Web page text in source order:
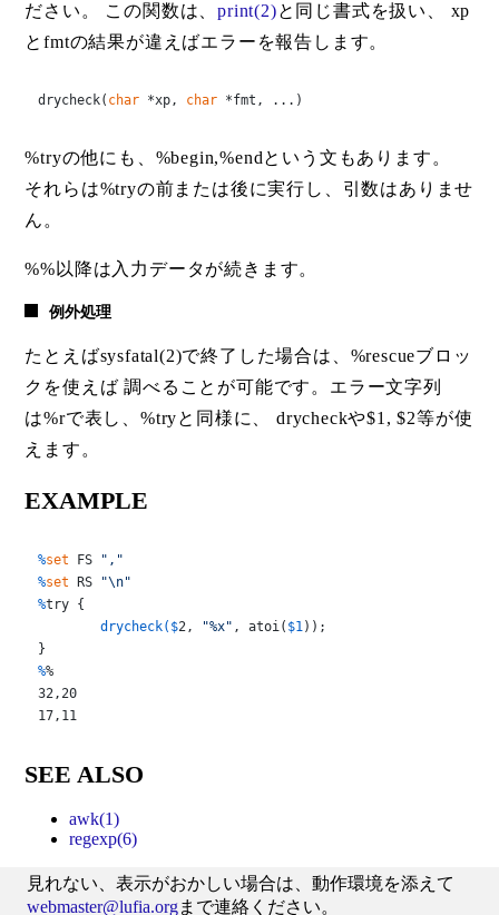
ださい。 この関数は、print(2)と同じ書式を扱い、 xp
とfmtの結果が違えばエラーを報告します。
drycheck( char *xp, char *fmt, ...)
%tryの他にも、%begin,%endという文もあります。
それらは%tryの前または後に実行し、引数はありませ
ん。
%%以降は入力データが続きます。
例外処理
たとえばsysfatal(2)で終了した場合は、%rescueブロッ
クを使えば 調べることが可能です。エラー文字列
は%rで表し、%tryと同様に、 drycheckや$1, $2等が使
えます。
EXAMPLE
%set FS
","
%set RS
"\n"
%try {
	drycheck($
2, "%x" , atoi( $1));
%%
32,20
17,11
SEE ALSO
awk(1)
regexp(6)
見れない、表示がおかしい場合は、動作環境を添えて
webmaster@lufia.orgまで連絡ください。